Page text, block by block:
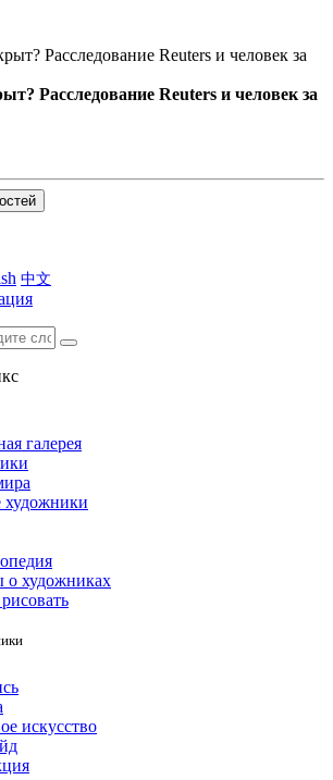
Расследование Reuters и человек за
中文
галерея
художники
художниках
искусство